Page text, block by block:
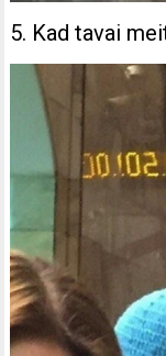
5. Kad tavai